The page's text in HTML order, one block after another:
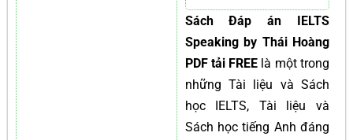
Sách Đáp án IELTS
Speaking by Thái Hoàng
PDF tải FREE là một trong
những Tài liệu và Sách
học IELTS, Tài liệu và
Sách học tiếng Anh đáng